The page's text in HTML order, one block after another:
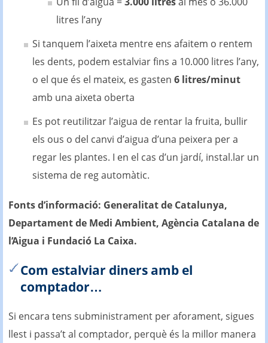
litres l’any
Si tanquem l’aixeta mentre ens afaitem o rentem
les dents, podem estalviar fins a 10.000 litres l’any,
o el que és el mateix, es gasten 6 litres/minut
amb una aixeta oberta
Es pot reutilitzar l’aigua de rentar la fruita, bullir
els ous o del canvi d’aigua d’una peixera per a
regar les plantes. I en el cas d’un jardí, instal.lar un
sistema de reg automàtic.
Fonts d’informació: Generalitat de Catalunya,
Departament de Medi Ambient, Agència Catalana de
l’Aigua i Fundació La Caixa.
Com estalviar diners amb el
comptador…
Si encara tens subministrament per aforament, sigues
llest i passa’t al comptador, perquè és la millor manera